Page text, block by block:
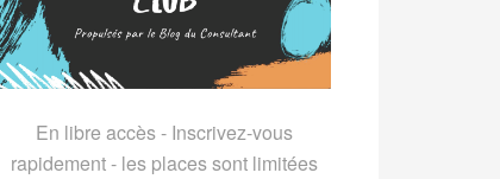
En libre accès - Inscrivez-vous
rapidement - les places sont limitées